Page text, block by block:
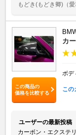
もどき(もどき卿) （
この商品の
価格を比較する
カ
ボデ
この
ユーザーの最新投稿
カーボン・エクステ